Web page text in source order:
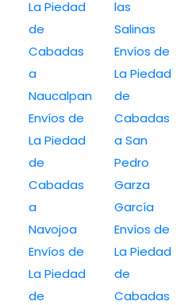
La Piedad
de
Cabadas
a
Naucalpan
Envíos de
La Piedad
de
Cabadas
a
Navojoa
Envíos de
La Piedad
de
las
Salinas
Envíos de
La Piedad
de
Cabadas
a San
Pedro
Garza
García
Envíos de
La Piedad
de
Cabadas